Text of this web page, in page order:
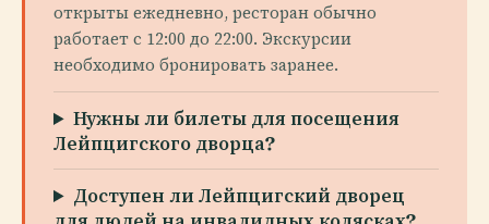
открыты ежедневно, ресторан обычно
работает с 12:00 до 22:00. Экскурсии
необходимо бронировать заранее.
Нужны ли билеты для посещения
Лейпцигского дворца?
Доступен ли Лейпцигский дворец